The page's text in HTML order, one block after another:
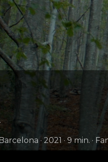
· 2021 · 9 min. ·